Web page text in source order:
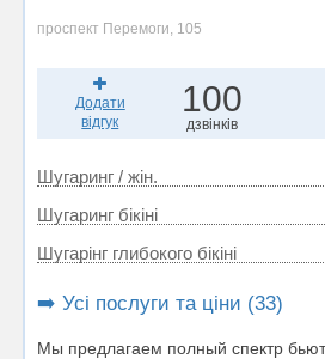
проспект Перемоги, 105
Додати
відгук
100
дзвінків
Шугаринг / жін.
Шугаринг бікіні
Шугарінг глибокого бікіні
➡️ Усі послуги та ціни (33)
Мы предлагаем полный спектр